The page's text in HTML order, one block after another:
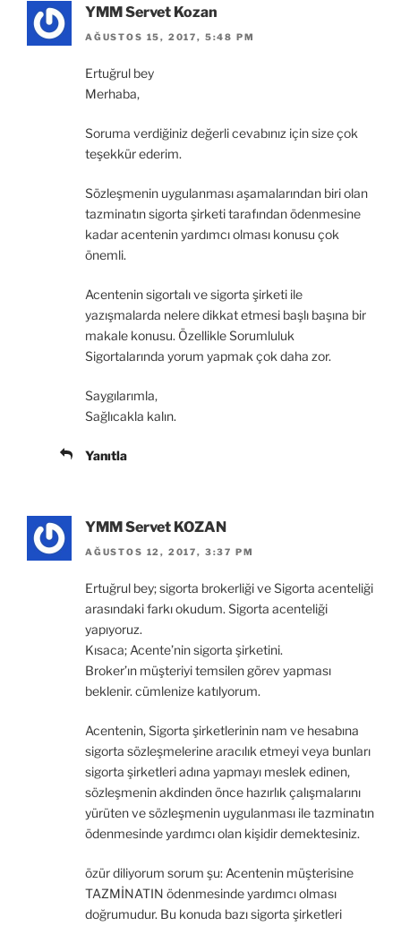
YMM Servet Kozan
AĞUSTOS 15, 2017, 5:48 PM
Ertuğrul bey
Merhaba,
Soruma verdiğiniz değerli cevabınız için size çok
teşekkür ederim.
Sözleşmenin uygulanması aşamalarından biri olan
tazminatın sigorta şirketi tarafından ödenmesine
kadar acentenin yardımcı olması konusu çok
önemli.
Acentenin sigortalı ve sigorta şirketi ile
yazışmalarda nelere dikkat etmesi başlı başına bir
makale konusu. Özellikle Sorumluluk
Sigortalarında yorum yapmak çok daha zor.
Saygılarımla,
Sağlıcakla kalın.
Yanıtla
YMM Servet KOZAN
AĞUSTOS 12, 2017, 3:37 PM
Ertuğrul bey; sigorta brokerliği ve Sigorta acenteliği
arasındaki farkı okudum. Sigorta acenteliği
yapıyoruz.
Kısaca; Acente’nin sigorta şirketini.
Broker’ın müşteriyi temsilen görev yapması
beklenir. cümlenize katılyorum.
Acentenin, Sigorta şirketlerinin nam ve hesabına
sigorta sözleşmelerine aracılık etmeyi veya bunları
sigorta şirketleri adına yapmayı meslek edinen,
sözleşmenin akdinden önce hazırlık çalışmalarını
yürüten ve sözleşmenin uygulanması ile tazminatın
ödenmesinde yardımcı olan kişidir demektesiniz.
özür diliyorum sorum şu: Acentenin müşterisine
TAZMİNATIN ödenmesinde yardımcı olması
doğrumudur. Bu konuda bazı sigorta şirketleri